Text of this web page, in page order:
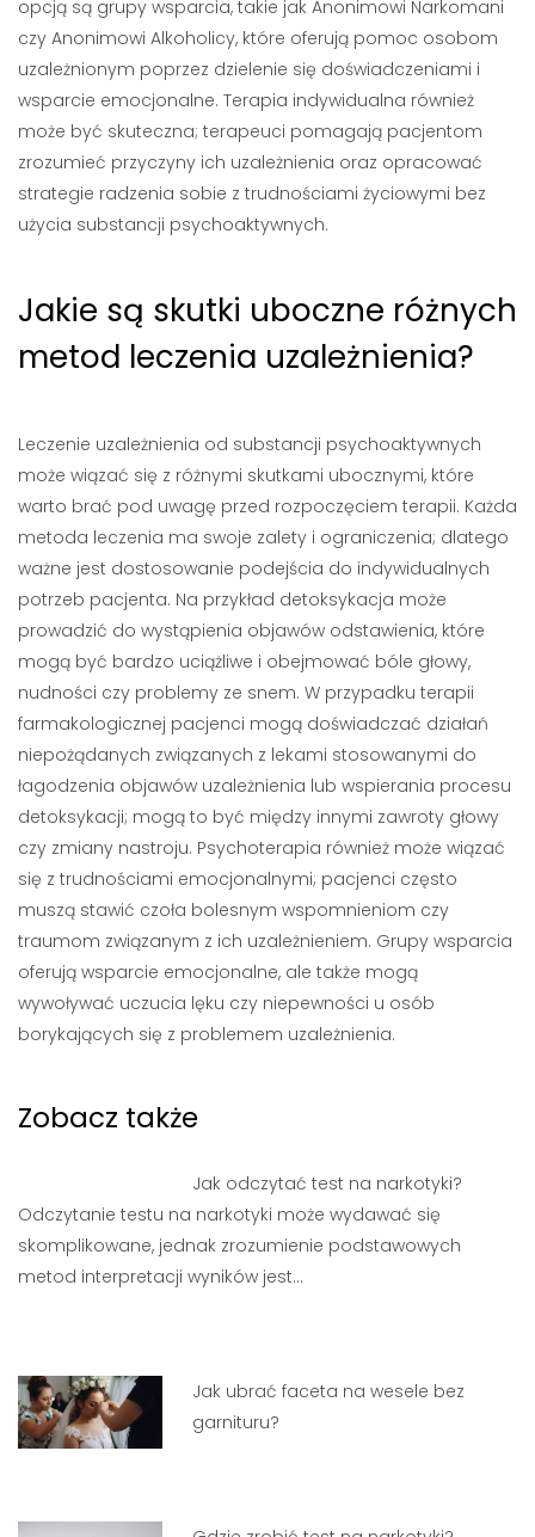
opcją są grupy wsparcia, takie jak Anonimowi Narkomani
czy Anonimowi Alkoholicy, które oferują pomoc osobom
uzależnionym poprzez dzielenie się doświadczeniami i
wsparcie emocjonalne. Terapia indywidualna również
może być skuteczna; terapeuci pomagają pacjentom
zrozumieć przyczyny ich uzależnienia oraz opracować
strategie radzenia sobie z trudnościami życiowymi bez
użycia substancji psychoaktywnych.
Jakie są skutki uboczne różnych
metod leczenia uzależnienia?
Leczenie uzależnienia od substancji psychoaktywnych
może wiązać się z różnymi skutkami ubocznymi, które
warto brać pod uwagę przed rozpoczęciem terapii. Każda
metoda leczenia ma swoje zalety i ograniczenia; dlatego
ważne jest dostosowanie podejścia do indywidualnych
potrzeb pacjenta. Na przykład detoksykacja może
prowadzić do wystąpienia objawów odstawienia, które
mogą być bardzo uciążliwe i obejmować bóle głowy,
nudności czy problemy ze snem. W przypadku terapii
farmakologicznej pacjenci mogą doświadczać działań
niepożądanych związanych z lekami stosowanymi do
łagodzenia objawów uzależnienia lub wspierania procesu
detoksykacji; mogą to być między innymi zawroty głowy
czy zmiany nastroju. Psychoterapia również może wiązać
się z trudnościami emocjonalnymi; pacjenci często
muszą stawić czoła bolesnym wspomnieniom czy
traumom związanym z ich uzależnieniem. Grupy wsparcia
oferują wsparcie emocjonalne, ale także mogą
wywoływać uczucia lęku czy niepewności u osób
borykających się z problemem uzależnienia.
Zobacz także
Jak odczytać test na narkotyki?
Odczytanie testu na narkotyki może wydawać się
skomplikowane, jednak zrozumienie podstawowych
metod interpretacji wyników jest…
Jak ubrać faceta na wesele bez
garnituru?